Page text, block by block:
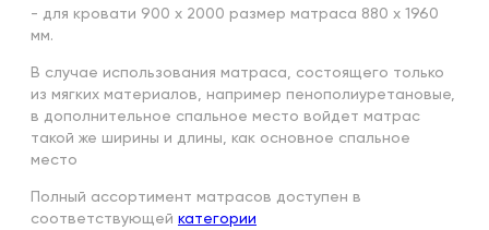
- для кровати 900 х 2000 размер матраса 880 х 1960
мм.
В случае использования матраса, состоящего только
из мягких материалов, например пенополиуретановые,
в дополнительное спальное место войдет матрас
такой же ширины и длины, как основное спальное
место
Полный ассортимент матрасов доступен в
соответствующей категории